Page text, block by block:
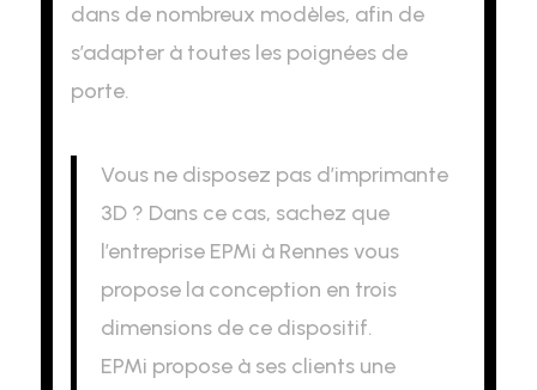
dans de nombreux modèles, afin de
s’adapter à toutes les poignées de
porte.
Vous ne disposez pas d’imprimante
3D ? Dans ce cas, sachez que
l’entreprise EPMi à Rennes vous
propose la conception en trois
dimensions de ce dispositif.
EPMi propose à ses clients une